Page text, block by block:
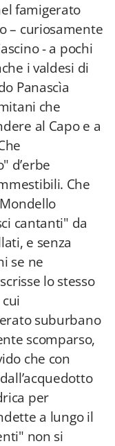
famigerato
– curiosamente
- a pochi
i valdesi di
Panascìa
che
al Capo e a
d’erbe
Che
cantanti" da
e senza
se ne
lo stesso
suburbano
scomparso,
che con
per
a lungo il
non si